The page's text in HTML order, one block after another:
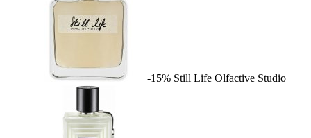
-15% Still Life Olfactive Studio